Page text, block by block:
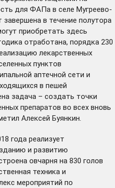
для ФАПа в селе Мугреево-
в течение полутора
приобретать здесь
отработана, порядка 230
лекарственных
пунктов
аптечной сети и
в пешей
задача – создать точки
препаратов во всех вновь
Алексей Буянкин.
года реализует
и развитию
овчарня на 830 голов
техника и
мероприятий по